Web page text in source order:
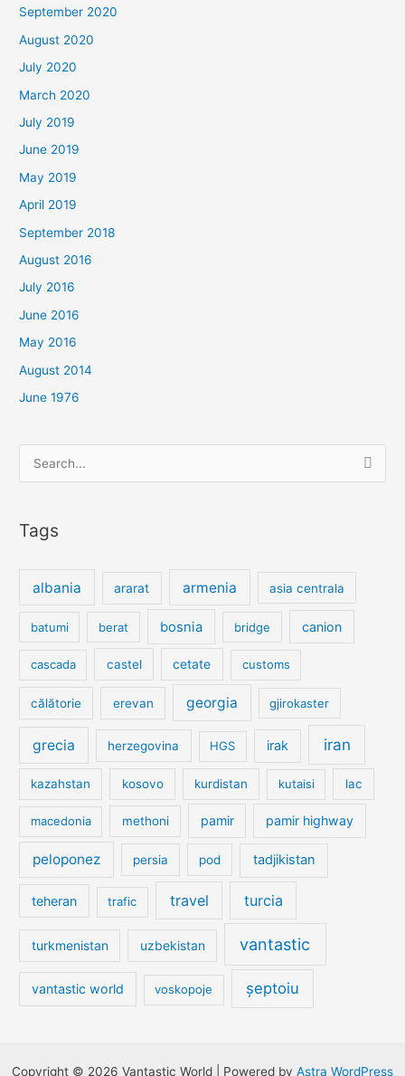
September 2020
August 2020
July 2020
March 2020
July 2019
June 2019
May 2019
April 2019
September 2018
August 2016
July 2016
June 2016
May 2016
August 2014
June 1976
Search
for:
Tags
albania ararat armenia asia centrala
batumi berat bosnia bridge canion
cascada castel cetate customs
călătorie erevan georgia gjirokaster
grecia herzegovina HGS irak iran
kazahstan kosovo kurdistan kutaisi lac
macedonia methoni pamir pamir highway
peloponez persia pod tadjikistan
teheran trafic travel turcia
turkmenistan uzbekistan vantastic
vantastic world voskopoje șeptoiu
Copyright © 2026 Vantastic World | Powered by Astra WordPress